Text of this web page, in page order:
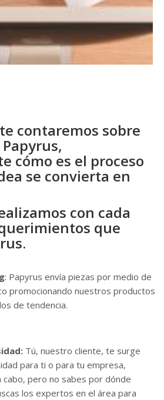
contaremos sobre
cómo es el proceso
se convierta en
con cada
que
: Papyrus envía piezas por medio de
promocionando nuestros productos
de tendencia.
Tú, nuestro cliente, te surge
para ti o para tu empresa,
cabo, pero no sabes por dónde
los expertos en el área para